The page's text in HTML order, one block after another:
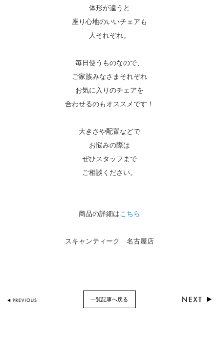
体形が違うと
座り心地のいいチェアも
人それぞれ。
毎日使うものなので、
ご家族みなさまそれぞれ
お気に入りのチェアを
合わせるのもオススメです！
大きさや配置などで
お悩みの際は
ぜひスタッフまで
ご相談ください。
商品の詳細はこちら
スキャンティーク 名古屋店
一覧記事へ戻る